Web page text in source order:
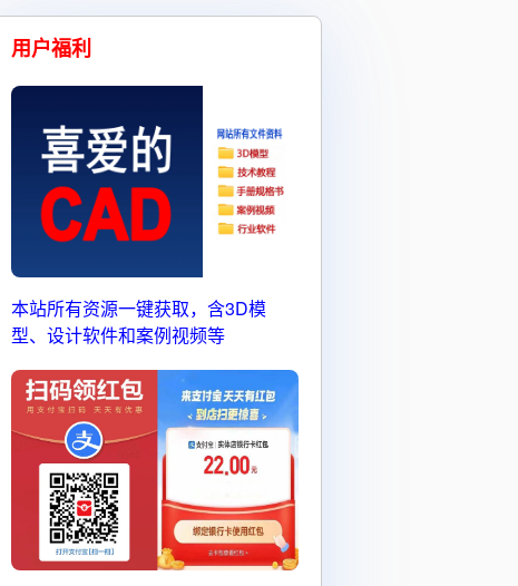
用户福利
本站所有资源一键获取，含3D模
型、设计软件和案例视频等